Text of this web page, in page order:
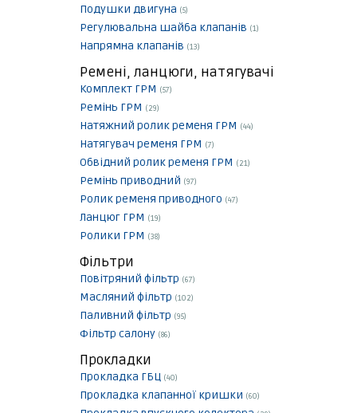
Подушки двигуна (5)
Регулювальна шайба клапанів (1)
Напрямна клапанів (13)
Ремені, ланцюги, натягувачі
Комплект ГРМ (57)
Ремінь ГРМ (29)
Натяжний ролик ременя ГРМ (44)
Натягувач ременя ГРМ (7)
Обвідний ролик ременя ГРМ (21)
Ремінь приводний (97)
Ролик ременя приводного (47)
Ланцюг ГРМ (19)
Ролики ГРМ (38)
Фільтри
Повітряний фільтр (67)
Масляний фільтр (102)
Паливний фільтр (95)
Фільтр салону (86)
Прокладки
Прокладка ГБЦ (40)
Прокладка клапанної кришки (60)